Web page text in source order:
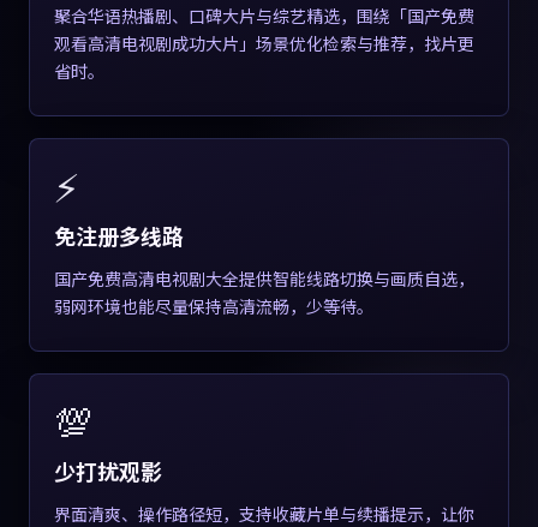
聚合华语热播剧、口碑大片与综艺精选，围绕「国产免费
观看高清电视剧成功大片」场景优化检索与推荐，找片更
省时。
⚡
免注册多线路
国产免费高清电视剧大全提供智能线路切换与画质自选，
弱网环境也能尽量保持高清流畅，少等待。
💯
少打扰观影
界面清爽、操作路径短，支持收藏片单与续播提示，让你